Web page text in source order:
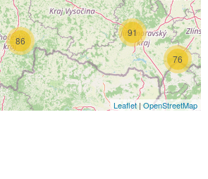
86
76
91
Leaflet | OpenStreetMap